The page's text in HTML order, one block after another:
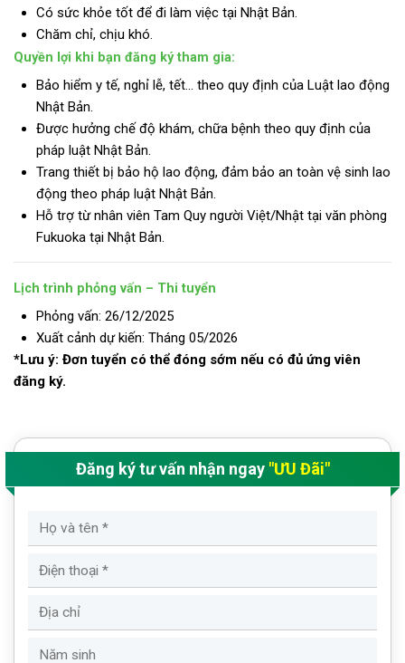
Có sức khỏe tốt để đi làm việc tại Nhật Bản.
Chăm chỉ, chịu khó.
Quyền lợi khi bạn đăng ký tham gia:
Bảo hiểm y tế, nghỉ lễ, tết… theo quy định của Luật lao động
Nhật Bản.
Được hưởng chế độ khám, chữa bệnh theo quy định của
pháp luật Nhật Bản.
Trang thiết bị bảo hộ lao động, đảm bảo an toàn vệ sinh lao
động theo pháp luật Nhật Bản.
Hỗ trợ từ nhân viên Tam Quy người Việt/Nhật tại văn phòng
Fukuoka tại Nhật Bản.
Lịch trình phỏng vấn – Thi tuyển
Phỏng vấn: 26/12/2025
Xuất cảnh dự kiến: Tháng 05/2026
*Lưu ý: Đơn tuyển có thể đóng sớm nếu có đủ ứng viên
đăng ký.
Đăng ký tư vấn nhận ngay "ƯU Đãi"